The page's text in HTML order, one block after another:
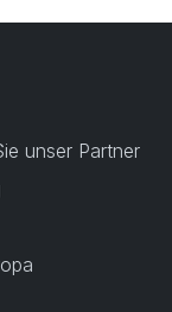
unser Partner